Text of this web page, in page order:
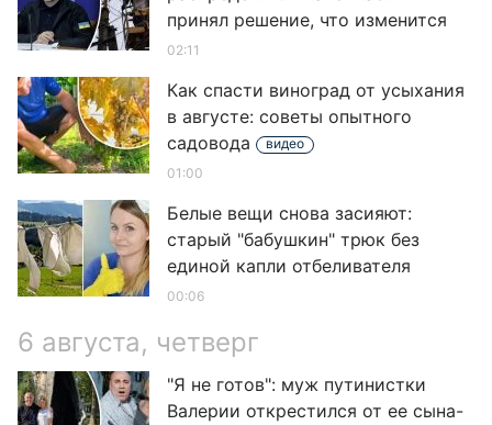
принял решение, что изменится
02:11
Как спасти виноград от усыхания
в августе: советы опытного
садовода
видео
01:00
Белые вещи снова засияют:
старый "бабушкин" трюк без
единой капли отбеливателя
00:06
6 августа, четверг
"Я не готов": муж путинистки
Валерии открестился от ее сына-